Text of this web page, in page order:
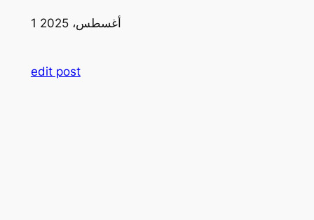
1 أغسطس، 2025
edit post